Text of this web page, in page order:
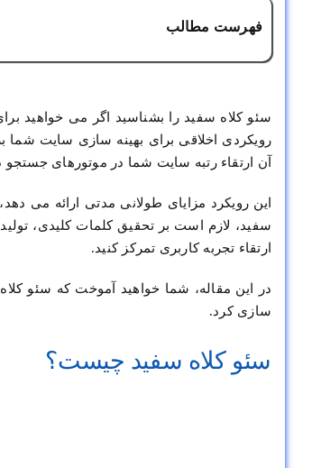
فهرست مطالب
رویکردی اخلاقی برای بهینه سازی سایت شما
آن ارتقاء رتبه سایت شما در موتورهای
این رویکرد مزایای طولانی مدتی ارائه می
سفید، لازم است بر تحقیق کلمات کلیدی،
ارتقاء تجربه کاربری تمرکز کنید.
در این مقاله، شما خواهید آموخت که سئو
سازی کرد.
سئو کلاه سفید چیست؟